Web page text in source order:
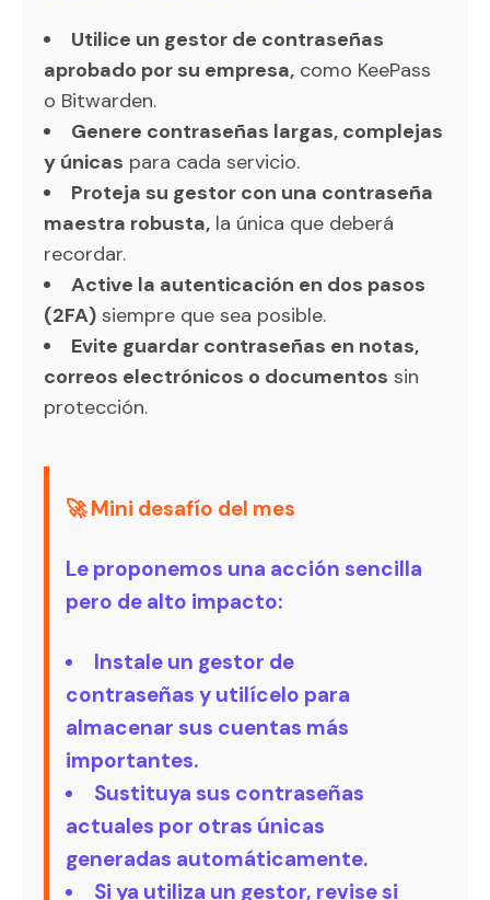
Utilice un gestor de contraseñas
aprobado por su empresa, como KeePass
o Bitwarden.
Genere contraseñas largas, complejas
y únicas para cada servicio.
Proteja su gestor con una contraseña
maestra robusta, la única que deberá
recordar.
Active la autenticación en dos pasos
(2FA) siempre que sea posible.
Evite guardar contraseñas en notas,
correos electrónicos o documentos sin
protección.
🚀 Mini desafío del mes
Le proponemos una acción sencilla
pero de alto impacto:
Instale un gestor de
contraseñas y utilícelo para
almacenar sus cuentas más
importantes.
Sustituya sus contraseñas
actuales por otras únicas
generadas automáticamente.
Si ya utiliza un gestor, revise si